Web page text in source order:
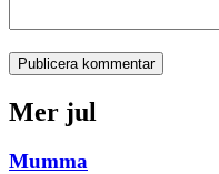
Publicera kommentar
Mer jul
Mumma